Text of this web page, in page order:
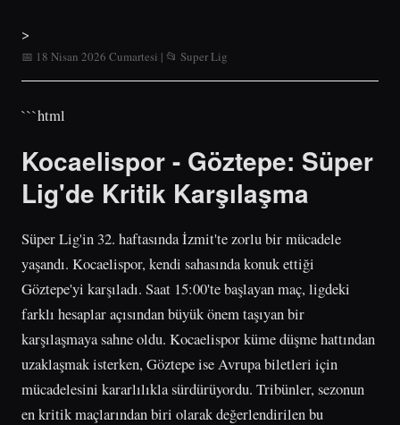
>
📅 18 Nisan 2026 Cumartesi | 📂 Super Lig
```html
Kocaelispor - Göztepe: Süper
Lig'de Kritik Karşılaşma
Süper Lig'in 32. haftasında İzmit'te zorlu bir mücadele
yaşandı. Kocaelispor, kendi sahasında konuk ettiği
Göztepe'yi karşıladı. Saat 15:00'te başlayan maç, ligdeki
farklı hesaplar açısından büyük önem taşıyan bir
karşılaşmaya sahne oldu. Kocaelispor küme düşme hattından
uzaklaşmak isterken, Göztepe ise Avrupa biletleri için
mücadelesini kararlılıkla sürdürüyordu. Tribünler, sezonun
en kritik maçlarından biri olarak değerlendirilen bu